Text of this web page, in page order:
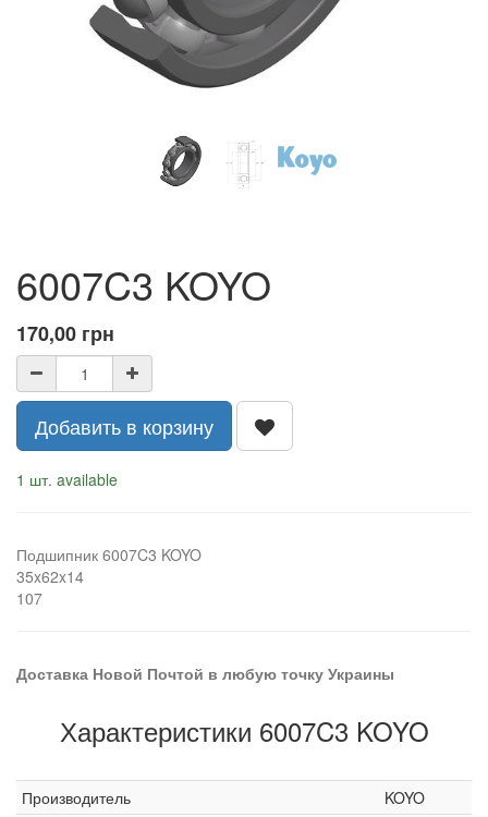
6007C3 KOYO
170,00 грн
Добавить в корзину
1 шт. available
Подшипник 6007C3 KOYO
35x62x14
107
Доставка Новой Почтой в любую точку Украины
Характеристики 6007C3 KOYO
Производитель
KOYO